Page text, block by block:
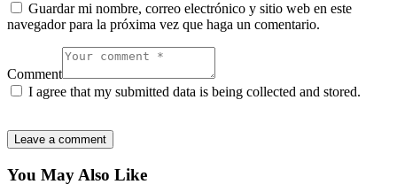
Guardar mi nombre, correo electrónico y sitio web en este
navegador para la próxima vez que haga un comentario.
Comment
I agree that my submitted data is being collected and stored.
You May Also Like